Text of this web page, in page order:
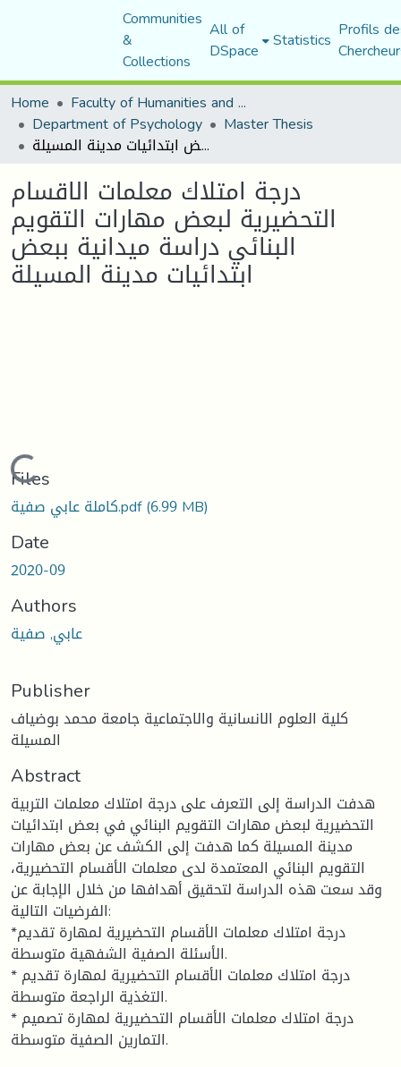
Communities
&
Collections
All of
DSpace Statistics Profils
Home
Faculty of Humanities and Social Sciences
Department of Psychology Master Thesis
درجة امتلاك معلمات الاقسام التحضيرية لبعض مهارات التقويم البنائي دراسة ميدانية ببعض ابتدائيات مدينة المسيلة
درجة امتلاك معلمات الاقسام
التحضيرية لبعض مهارات التقويم
البنائي دراسة ميدانية ببعض
ابتدائيات مدينة المسيلة
Loading...
Files
كاملة عابي صفية.pdf(6.99 MB)
Date
2020-09
Authors
عابي, صفية
Publisher
كلية العلوم الانسانية والاجتماعية جامعة محمد بوضياف
المسيلة
Abstract
هدفت الدراسة إلى التعرف على درجة امتلاك معلمات التربية
التحضيرية لبعض مهارات التقويم البنائي في بعض ابتدائيات
مدينة المسيلة كما هدفت إلى الكشف عن بعض مهارات
التقويم البنائي المعتمدة لدى معلمات الأقسام التحضيرية،
وقد سعت هذه الدراسة لتحقيق أهدافها من خلال الإجابة عن
الفرضيات التالية:
*درجة امتلاك معلمات الأقسام التحضيرية لمهارة تقديم
الأسئلة الصفية الشفهية متوسطة.
* درجة امتلاك معلمات الأقسام التحضيرية لمهارة تقديم
التغذية الراجعة متوسطة.
* درجة امتلاك معلمات الأقسام التحضيرية لمهارة تصميم
التمارين الصفية متوسطة.